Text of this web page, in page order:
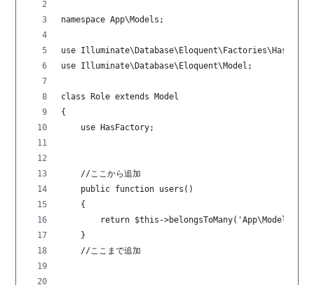
namespace App\Models;
use
use Illuminate\Database\Eloquent\Model;
class Role extends Model
{
    use HasFactory;
    //ここから追加
    public function users()
    {
return $this-
    }
    //ここまで追加